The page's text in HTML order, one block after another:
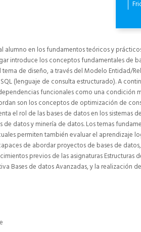
en los fundamentos teóricos y
introduce los conceptos fundamentales de
de diseño, a través del Modelo Entidad/
(lenguaje de consulta estructurado). A
funcionales como una condición
son los conceptos de optimización de
el rol de las bases de datos en los
datos y minería de datos. Los temas
permiten también evaluar el aprendizaje
de abordar proyectos de bases de
previos de las asignaturas Estructuras
Bases de datos Avanzadas, y la realización